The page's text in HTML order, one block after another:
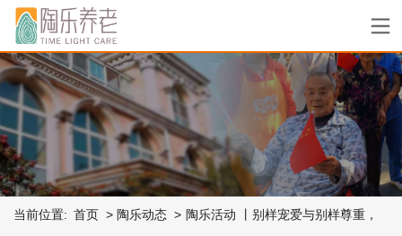
当前位置: 首页 陶乐动态 陶乐活动 丨别样宠爱与别样尊重，